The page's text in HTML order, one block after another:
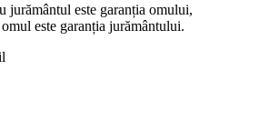
jurământul este garanția omului,
este garanția jurământului.